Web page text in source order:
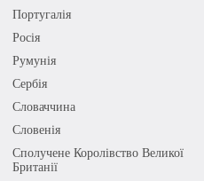
Португалія
Росія
Румунія
Сербія
Словаччина
Словенія
Сполучене Королівство Великої
Британії